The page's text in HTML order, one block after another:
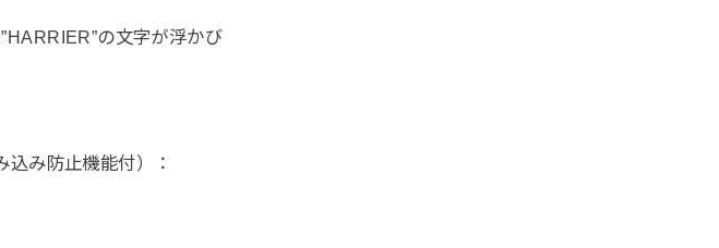
の文字が浮かび
み防止機能付）：